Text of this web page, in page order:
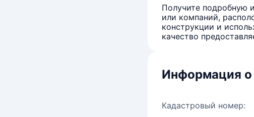
Получите подробную
или компаний,
конструкции и
качество
Информация
Кадастровый номер: